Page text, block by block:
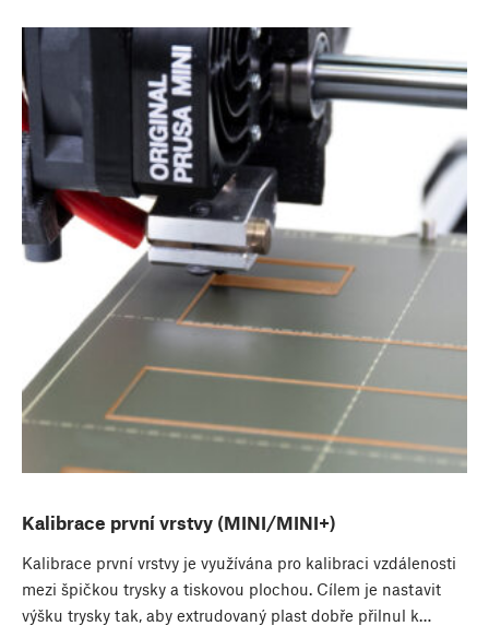
Kalibrace první vrstvy (MINI/MINI+)
Kalibrace první vrstvy je využívána pro kalibraci vzdálenosti
mezi špičkou trysky a tiskovou plochou. Cílem je nastavit
výšku trysky tak, aby extrudovaný plast dobře přilnul k…